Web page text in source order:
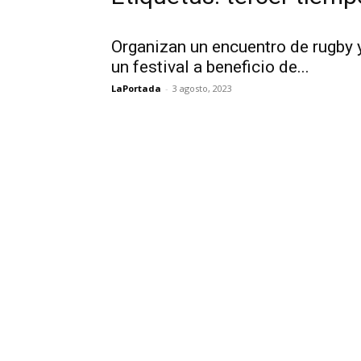
Organizan un encuentro de rugby
un festival a beneficio de...
LaPortada - 3 agosto, 2023